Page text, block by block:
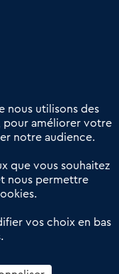
aux transactions
du commerce de
nous utilisons des
pour améliorer votre
notre audience.
que vous souhaitez
nous permettre
vos choix en bas